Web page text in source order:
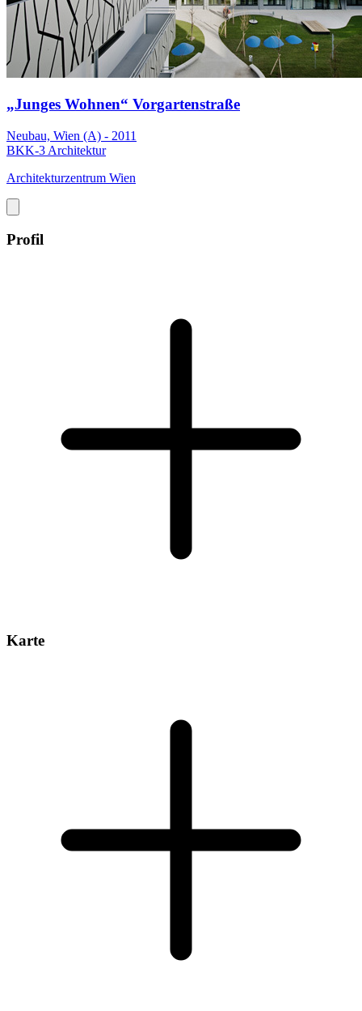
„Junges Wohnen“ Vorgartenstraße
Neubau, Wien (A) - 2011
BKK-3 Architektur
Architekturzentrum Wien
Profil
Karte